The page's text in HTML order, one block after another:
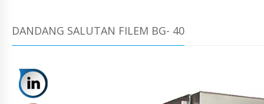
DANDANG SALUTAN FILEM BG- 40